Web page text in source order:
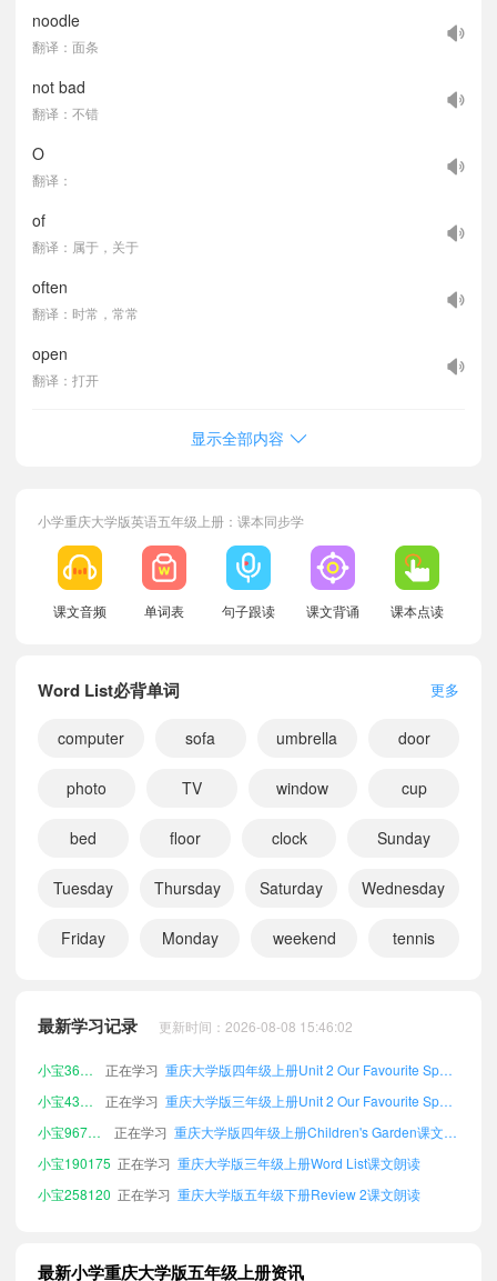
noodle
翻译：面条
not bad
翻译：不错
O
翻译：
of
翻译：属于，关于
often
翻译：时常，常常
open
翻译：打开
显示全部内容
小学重庆大学版英语五年级上册：课本同步学
课文音频 单词表 句子跟读 课文背诵 课本点读
Word List必背单词 更多
computer sofa umbrella door
photo TV window cup
bed floor clock Sunday
Tuesday Thursday Saturday Wednesday
Friday Monday weekend tennis
最新学习记录 更新时间：2026-08-08 15:46:02
小宝487187 正在学习
小宝361105
正在学习
重庆大学版四年级上册Unit 2 Our Favourite Sports课文朗读
小宝437661
正在学习
重庆大学版三年级上册Unit 2 Our Favourite Sports课文朗读
小宝967895
正在学习
重庆大学版四年级上册Children's Garden课文朗读
小宝190175 正在学习 重庆大学版三年级上册Word List课文朗读
小宝258120 正在学习 重庆大学版五年级下册Review 2课文朗读
最新小学重庆大学版五年级上册资讯